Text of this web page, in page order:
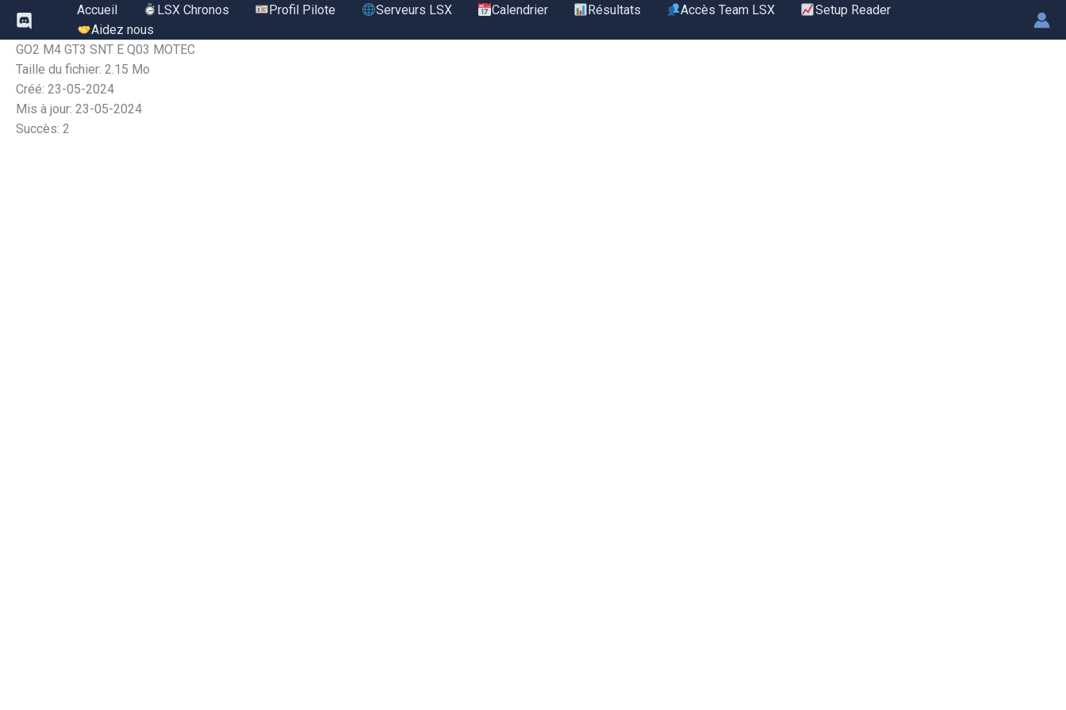
Aller
contenu
Accueil LSX Chronos Profil Pilote Serveurs LSX Calendrier Résultats Accès Team LSX
Setup Reader
Aidez nous
GO2 M4 GT3 SNT E Q03 MOTEC
Taille du fichier: 2.15 Mo
Créé: 23-05-2024
Mis à jour: 23-05-2024
Succès: 2